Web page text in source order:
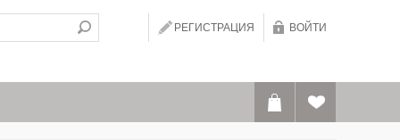
РЕГИСТРАЦИЯ ВОЙТИ